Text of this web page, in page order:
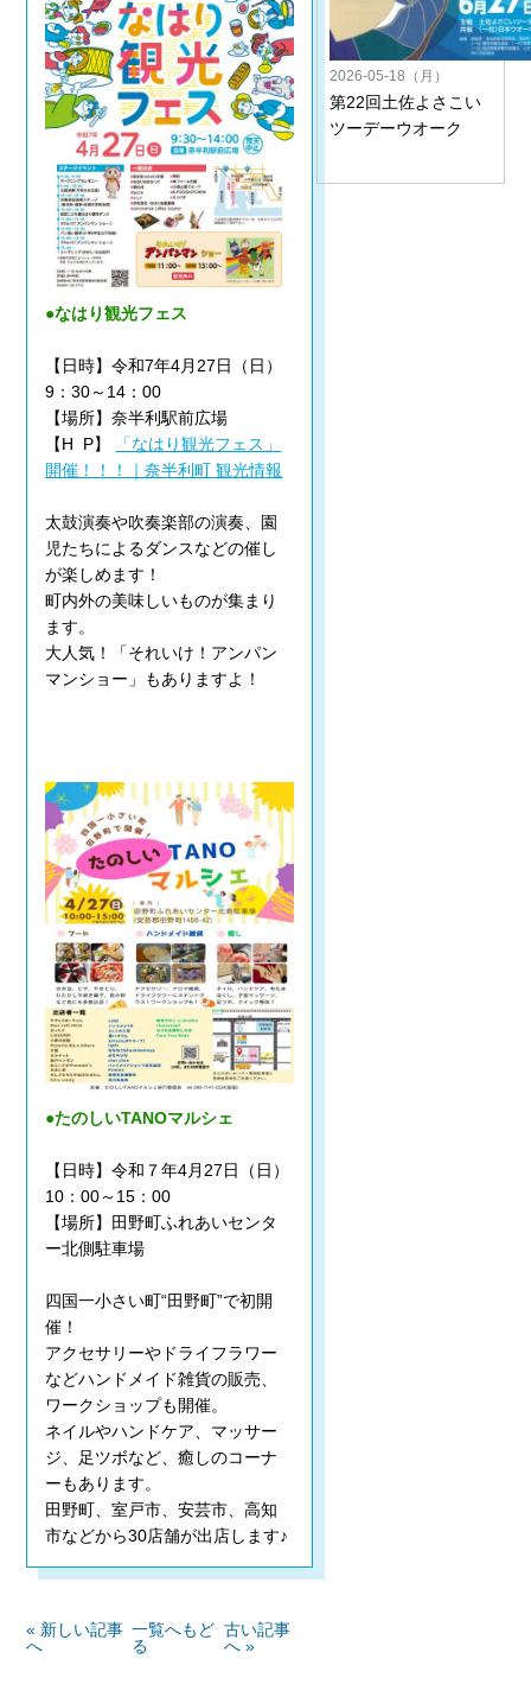
●なはり観光フェス
【日時】令和7年4月27日（日）
9：30～14：00
【場所】奈半利駅前広場
【H P】
「なはり観光フェス」
開催！！！｜奈半利町 観光情報
太鼓演奏や吹奏楽部の演奏、園
児たちによるダンスなどの催し
が楽しめます！
町内外の美味しいものが集まり
ます。
大人気！「それいけ！アンパン
マンショー」もありますよ！
●たのしいTANOマルシェ
【日時】令和７年4月27日（日）
10：00～15：00
【場所】田野町ふれあいセンタ
ー北側駐車場
四国一小さい町“田野町”で初開
催！
アクセサリーやドライフラワー
などハンドメイド雑貨の販売、
ワークショップも開催。
ネイルやハンドケア、マッサー
ジ、足ツボなど、癒しのコーナ
ーもあります。
田野町、室戸市、安芸市、高知
市などから30店舗が出店します♪
« 新しい記事
へ
一覧へもど
る
古い記事
へ »
2026-05-18（月）
第22回土佐よさこい
ツーデーウオーク